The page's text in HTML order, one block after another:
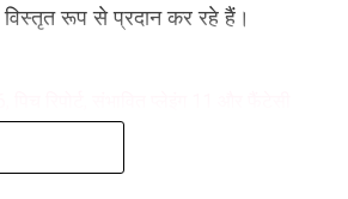
विस्तृत रूप से प्रदान कर रहे हैं।